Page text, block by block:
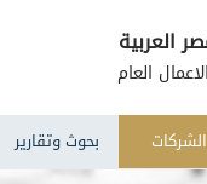
العربية
العام
الشركات بحوث وتقارير